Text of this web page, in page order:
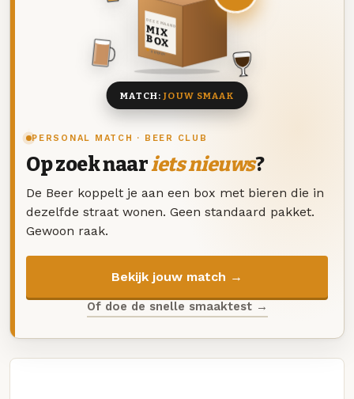
PERSONAL MATCH · BEER CLUB
Op zoek naariets nieuws?
De Beer koppelt je aan een box met bieren die in
dezelfde straat wonen. Geen standaard pakket.
Gewoon raak.
Bekijk jouw match →
Of doe de snelle smaaktest →
DEZE MAAND
MIX
BOX
8 BIEREN
MATCH:JOUW SMAAK